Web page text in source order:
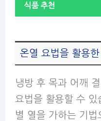
식품 추천
온열 요법을 활용
냉방 후 목과 어깨
요법을 활용할 수 있
별 열을 가하는 기